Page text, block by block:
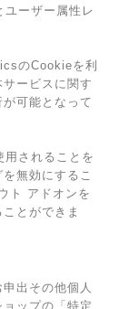
ーザー属性レ
のCookieを利
ービスに関す
可能となって
されることを
無効にするこ
ト アドオンを
とができま
出その他個人
ップの「特定